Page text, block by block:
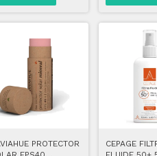
PROTECTOR
CEPAGE